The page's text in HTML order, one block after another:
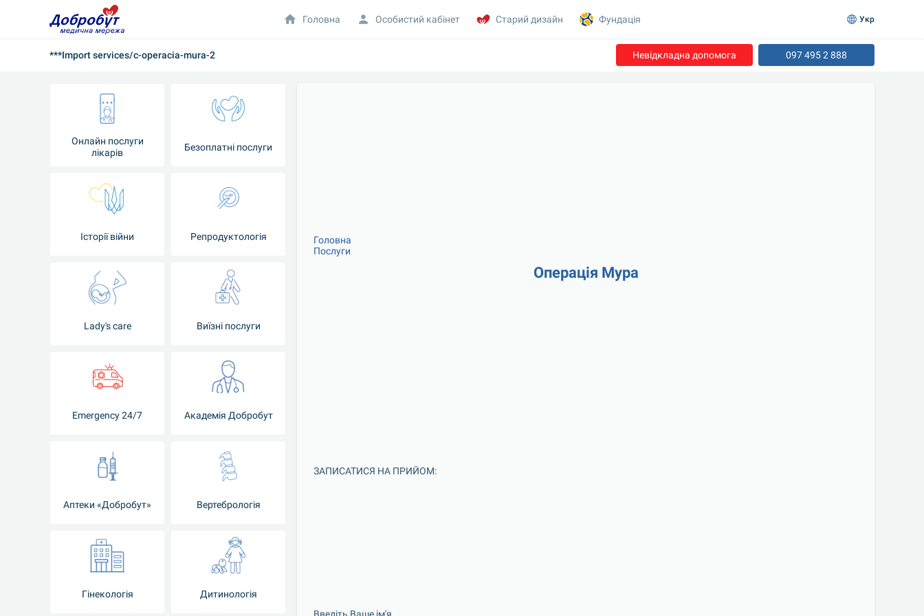
***Import services/c-operacia-mura-2 Невідкладна допомога 097 495 2 888
Онлайн послуги
лікарів
Безоплатні послуги
Історії війни Репродуктологія
Lady's care Виїзні послуги
Emergency 24/7 Академія Добробут
Аптеки «Добробут» Вертебрологія
Гінекологія Дитинологія
Головна
Послуги
Операція Мура
ЗАПИСАТИСЯ НА ПРИЙОМ:
Головна Особистий кабінет Старий дизайн Фундація Укр